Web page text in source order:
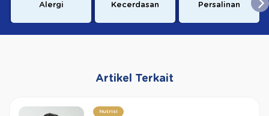
Alergi Kecerdasan Persalinan
Artikel Terkait
Nutrisi